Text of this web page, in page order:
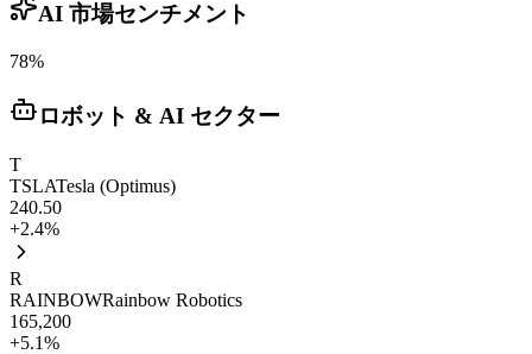
AI 市場センチメント
78%
ロボット & AI セクター
T
TSLATesla (Optimus)
240.50
+2.4%
R
RAINBOWRainbow Robotics
165,200
+5.1%